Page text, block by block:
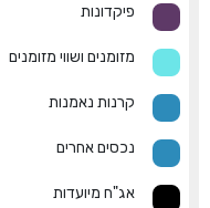
פיקדונות
מזומנים ושווי מזומנים
קרנות נאמנות
נכסים אחרים
אג"ח מיועדות